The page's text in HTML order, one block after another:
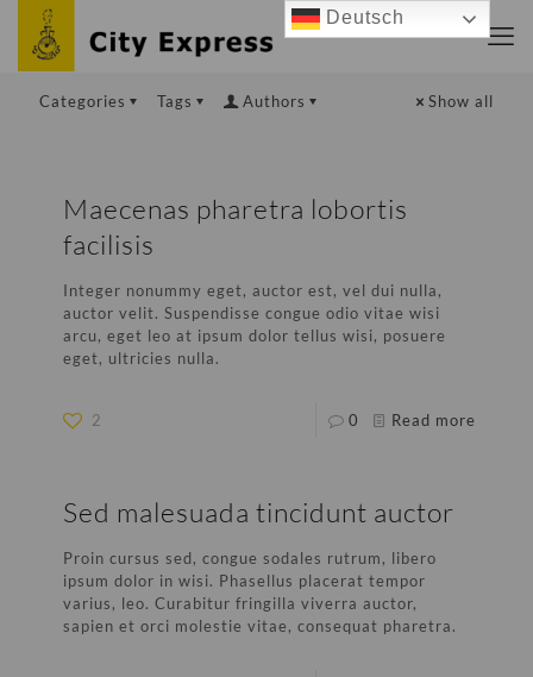
Categories Tags Authors Show all
Maecenas pharetra lobortis
facilisis
Integer nonummy eget, auctor est, vel dui nulla,
auctor velit. Suspendisse congue odio vitae wisi
arcu, eget leo at ipsum dolor tellus wisi, posuere
eget, ultricies nulla.
2 0 Read more
Sed malesuada tincidunt auctor
Proin cursus sed, congue sodales rutrum, libero
ipsum dolor in wisi. Phasellus placerat tempor
varius, leo. Curabitur fringilla viverra auctor,
sapien et orci molestie vitae, consequat pharetra.
Deutsch